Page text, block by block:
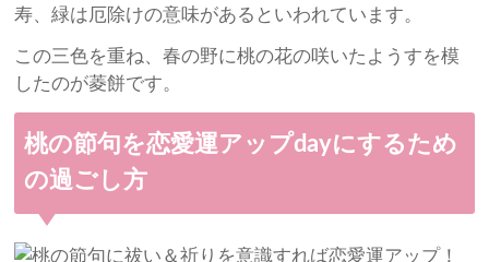
寿、緑は厄除けの意味があるといわれています。
この三色を重ね、春の野に桃の花の咲いたようすを模
したのが菱餅です。
桃の節句を恋愛運アップdayにするため
の過ごし方